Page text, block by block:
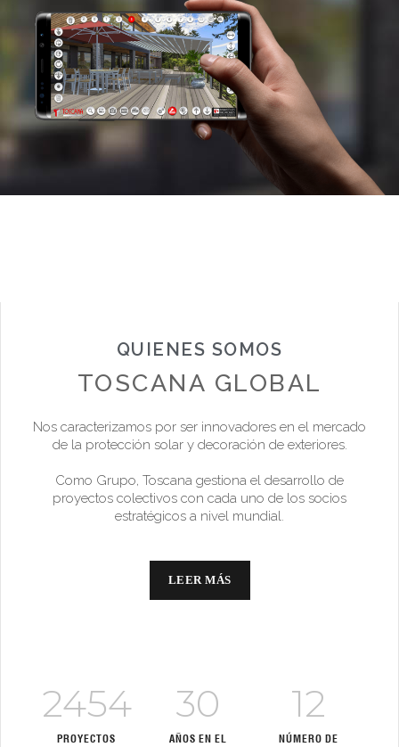
QUIENES SOMOS
TOSCANA GLOBAL
Nos caracterizamos por ser innovadores en el mercado
de la protección solar y decoración de exteriores.
Como Grupo, Toscana gestiona el desarrollo de
proyectos colectivos con cada uno de los socios
estratégicos a nivel mundial.
LEER MÁS
2454
PROYECTOS
30
AÑOS EN EL
12
NÚMERO DE